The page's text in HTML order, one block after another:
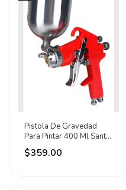
Pistola De Gravedad
Para Pintar 400 Ml Santul
Rojo
$359.00